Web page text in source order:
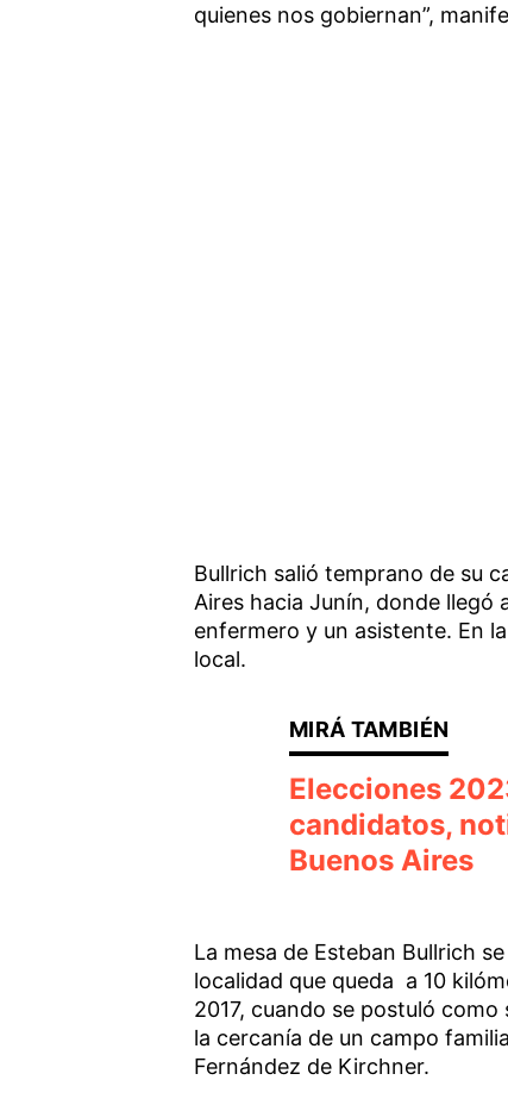
quienes nos gobiernan”,
Bullrich salió temprano de su
Aires hacia Junín, donde llegó
enfermero y un asistente. En
local.
Elecciones
candidatos,
Buenos Aires
La mesa de Esteban Bullrich
localidad que queda a 10
2017, cuando se postuló
la cercanía de un campo
Fernández de Kirchner.